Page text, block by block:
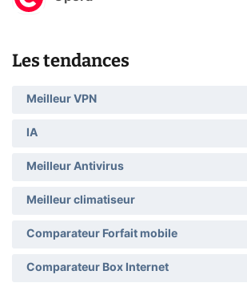
Les tendances
Meilleur VPN
IA
Meilleur Antivirus
Meilleur climatiseur
Comparateur Forfait mobile
Comparateur Box Internet